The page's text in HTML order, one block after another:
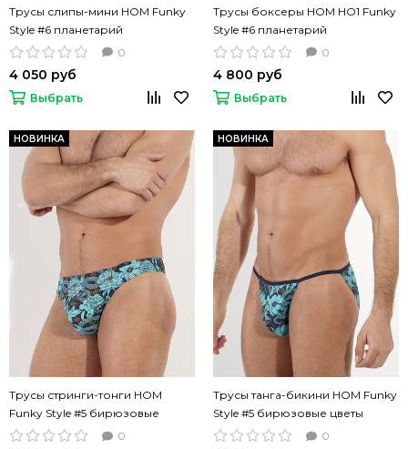
Трусы слипы-мини HOM Funky
Style #6 планетарий
0
4 050 руб
Выбрать
Трусы боксеры HOM HO1 Funky
Style #6 планетарий
0
4 800 руб
Выбрать
НОВИНКА
Трусы стринги-тонги HOM
Funky Style #5 бирюзовые
цветы
0
НОВИНКА
Трусы танга-бикини HOM Funky
Style #5 бирюзовые цветы
0